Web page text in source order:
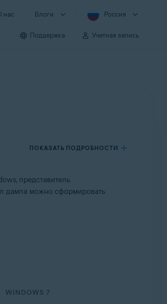
нас Блоги Россия
Поддержка Учетная запись
ПОКАЗАТЬ ПОДРОБНОСТИ
представитель
дампа можно сформировать
WINDOWS 7